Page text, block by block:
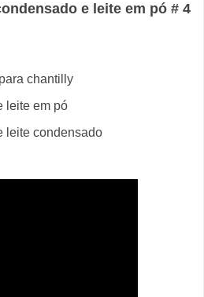
e leite em pó # 4
chantilly
leite em pó
leite condensado